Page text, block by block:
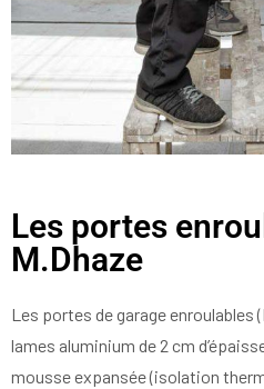
Les portes
M.Dhaze
Les portes de garage
lames aluminium de 2 cm
mousse expansée (isolation